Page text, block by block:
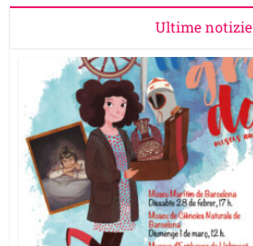
Ultime notizie